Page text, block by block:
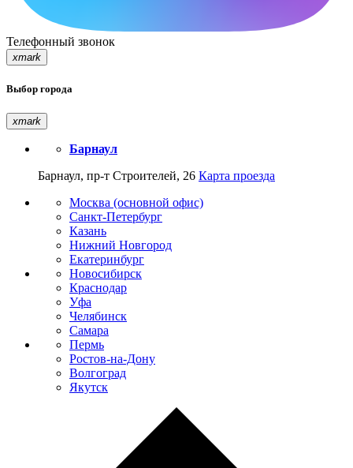
Телефонный звонок
xmark
Выбор города
xmark
Барнаул
Барнаул, пр-т Строителей, 26 Карта проезда
Москва (основной офис)
Санкт-Петербург
Казань
Нижний Новгород
Екатеринбург
Новосибирск
Краснодар
Уфа
Челябинск
Самара
Пермь
Ростов-на-Дону
Волгоград
Якутск